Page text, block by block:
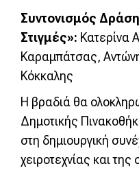
Συντονισμός
Στιγμές»: Κατερίνα
Καραμπάτσας,
Κόκκαλης
Η βραδιά θα
Δημοτικής
στη δημιουργική
χειροτεχνίας και της